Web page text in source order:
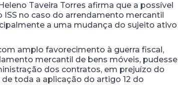
Taveira Torres afirma que a possível
no caso do arrendamento mercantil
a uma mudança do sujeito ativo
amplo favorecimento à guerra fiscal,
mercantil de bens móveis, pudesse
dos contratos, em prejuízo do
toda a aplicação do artigo 12 do